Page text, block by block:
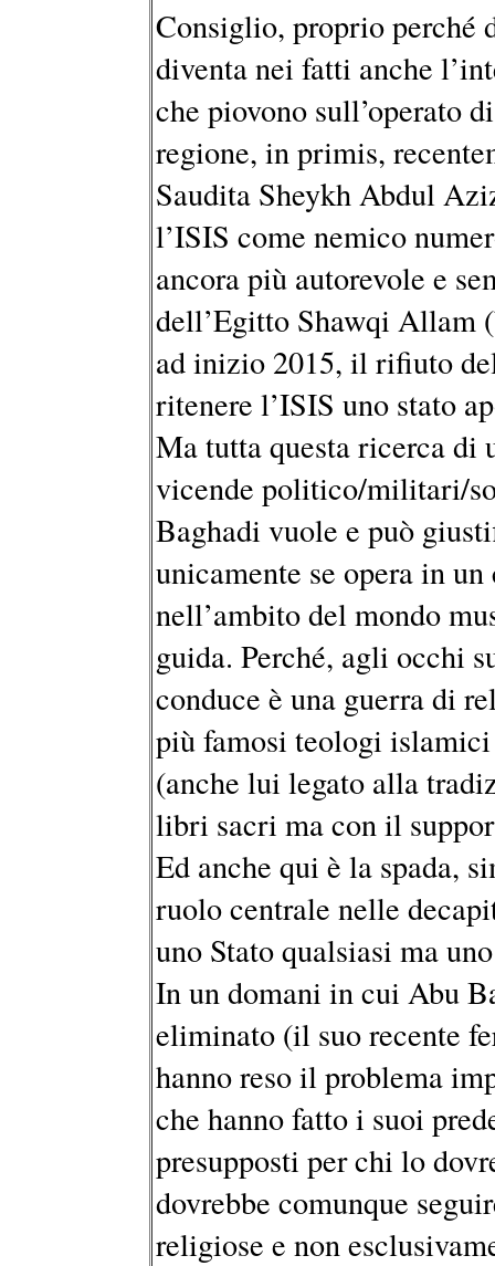
Consiglio, proprio perché
diventa nei fatti anche
che piovono sull’operato
regione, in primis,
Saudita Sheykh Abdul
l’ISIS come nemico
ancora più autorevole e
dell’Egitto Shawqi Allam
ad inizio 2015, il rifiuto
ritenere l’ISIS uno stato
Ma tutta questa ricerca
vicende politico/militari/
Baghadi vuole e può
unicamente se opera in
nell’ambito del mondo
guida. Perché, agli occhi
conduce è una guerra di
più famosi teologi
(anche lui legato alla
libri sacri ma con il
Ed anche qui è la spada,
ruolo centrale nelle
uno Stato qualsiasi ma
In un domani in cui Abu
eliminato (il suo recente
hanno reso il problema
che hanno fatto i suoi
presupposti per chi lo
dovrebbe comunque
religiose e non